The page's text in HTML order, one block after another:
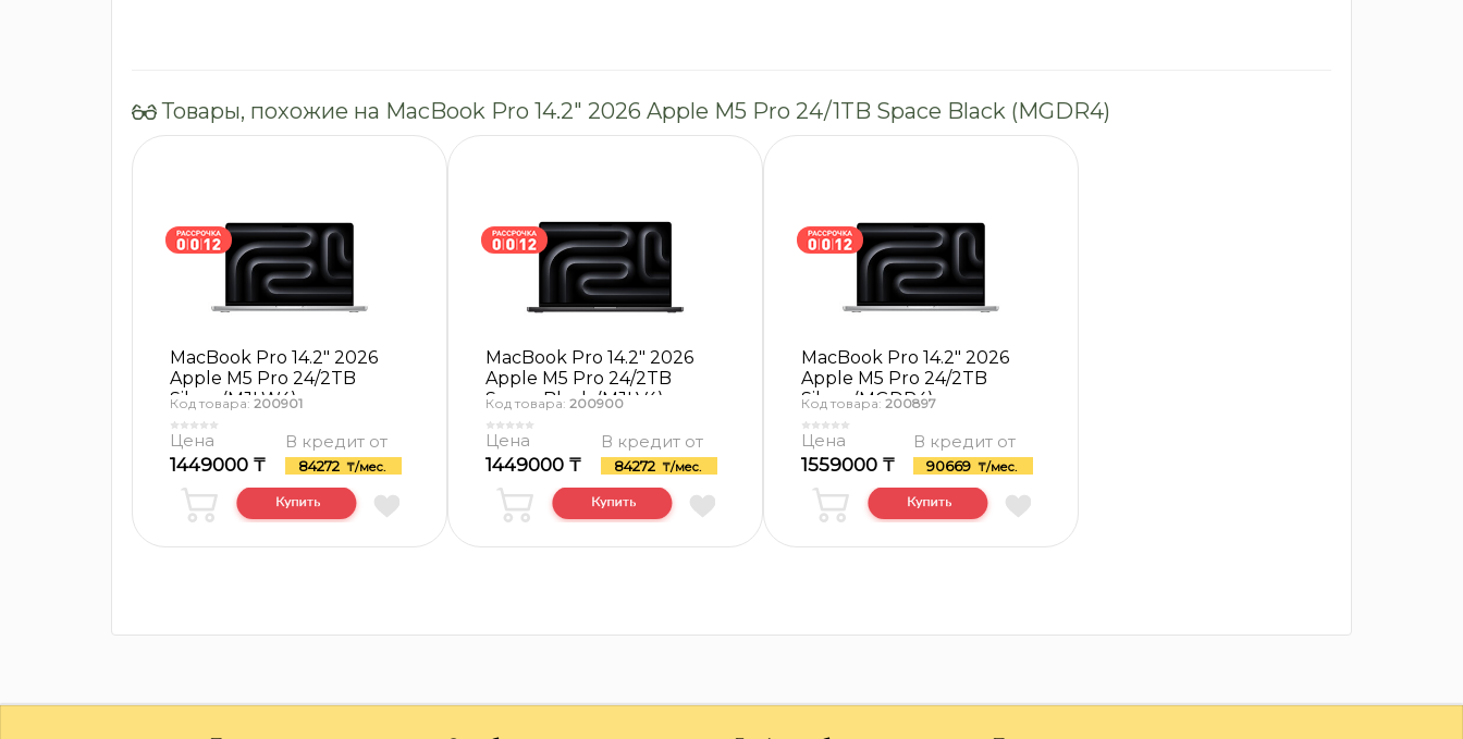
Товары, похожие на MacBook Pro 14.2″ 2026 Apple M5 Pro 24/1TB Space Black (MGDR4)
MacBook Pro 14.2″ 2026
Apple M5 Pro 24/2TB
Silver (MJLW4)
Код товара: 200901
Цена
1449000 ₸
В кредит от
84272 ₸/мес.
MacBook Pro 14.2″ 2026
Apple M5 Pro 24/2TB
Space Black (MJLV4)
Код товара: 200900
Цена
1449000 ₸
В кредит от
84272 ₸/мес.
MacBook Pro 14.2″ 2026
Apple M5 Pro 24/2TB
Silver (MGDP4)
Код товара: 200897
Цена
1559000 ₸
В кредит от
90669 ₸/мес.